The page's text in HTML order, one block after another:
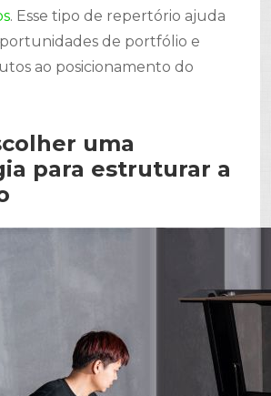
. Esse tipo de repertório ajuda
de portfólio e
ao posicionamento do
uma
para estruturar a